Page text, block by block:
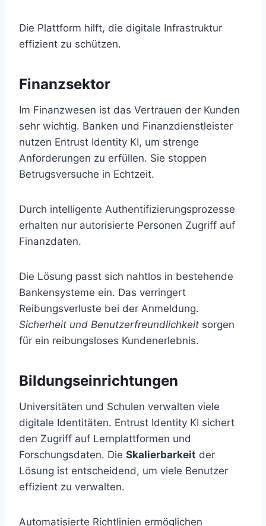
Die Plattform hilft, die digitale Infrastruktur
effizient zu schützen.
Finanzsektor
Im Finanzwesen ist das Vertrauen der Kunden
sehr wichtig. Banken und Finanzdienstleister
nutzen Entrust Identity KI, um strenge
Anforderungen zu erfüllen. Sie stoppen
Betrugsversuche in Echtzeit.
Durch intelligente Authentifizierungsprozesse
erhalten nur autorisierte Personen Zugriff auf
Finanzdaten.
Die Lösung passt sich nahtlos in bestehende
Bankensysteme ein. Das verringert
Reibungsverluste bei der Anmeldung.
Sicherheit und Benutzerfreundlichkeit sorgen
für ein reibungsloses Kundenerlebnis.
Bildungseinrichtungen
Universitäten und Schulen verwalten viele
digitale Identitäten. Entrust Identity KI sichert
den Zugriff auf Lernplattformen und
Forschungsdaten. Die Skalierbarkeit der
Lösung ist entscheidend, um viele Benutzer
effizient zu verwalten.
Automatisierte Richtlinien ermöglichen